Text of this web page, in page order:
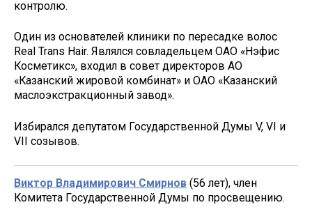
контролю.
Один из основателей клиники по пересадке волос
Real Trans Hair. Являлся совладельцем ОАО «Нэфис
Косметикс», входил в совет директоров АО
«Казанский жировой комбинат» и ОАО «Казанский
маслоэкстракционный завод».
Избирался депутатом Государственной Думы V, VI и
VII созывов.
Виктор Владимирович Смирнов (56 лет), член
Комитета Государственной Думы по просвещению.